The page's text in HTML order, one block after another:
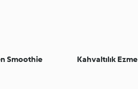
Smoothie Kahvaltılık Ezme